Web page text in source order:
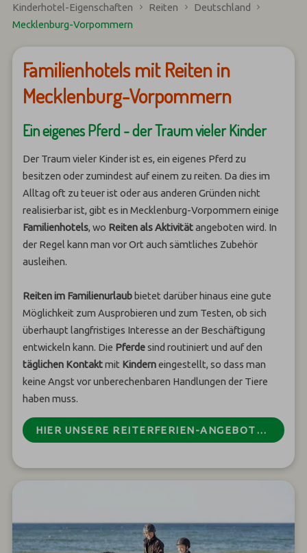
Kinderhotel-Eigenschaften
Reiten
Deutschland
Mecklenburg-Vorpommern
Familienhotels mit Reiten in
Mecklenburg-Vorpommern
Ein eigenes Pferd - der Traum vieler Kinder
Der Traum vieler Kinder ist es, ein eigenes Pferd zu
besitzen oder zumindest auf einem zu reiten. Da dies im
Alltag oft zu teuer ist oder aus anderen Gründen nicht
realisierbar ist, gibt es in Mecklenburg-Vorpommern einige
Familienhotels, wo Reiten als Aktivitätangeboten wird. In
der Regel kann man vor Ort auch sämtliches Zubehör
ausleihen.
Reiten im Familienurlaub bietet darüber hinaus eine gute
Möglichkeit zum Ausprobieren und zum Testen, ob sich
überhaupt langfristiges Interesse an der Beschäftigung
entwickeln kann. Die Pferdesind routiniert und auf den
täglichen Kontaktmit Kinderneingestellt, so dass man
keine Angst vor unberechenbaren Handlungen der Tiere
haben muss.
HIER UNSERE REITERFERIEN-ANGEBOTE (INKL. PREIS) ANSCHAUEN